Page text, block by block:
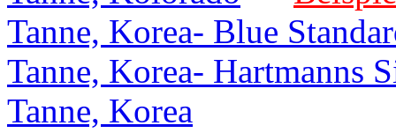
Tanne, Korea- Blue
Tanne, Korea- Hartmanns
Tanne, Korea